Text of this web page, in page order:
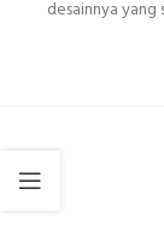
desainnya